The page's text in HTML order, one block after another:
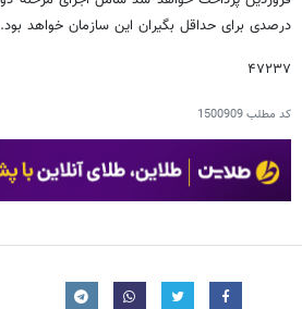
درصدی برای حداقل بگیران این سازمان خواهد بود.
۴۷۲۳۷
کد مطلب1500909